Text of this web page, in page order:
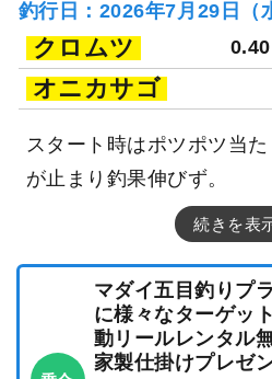
釣行日：2026年7月29日（
クロムツ
オニカサゴ
スタート時はポツポツ当
が止まり釣果伸びず。
続きを表
マダイ五目釣りプ
に様々なターゲッ
動リールレンタル
家製仕掛けプレゼ